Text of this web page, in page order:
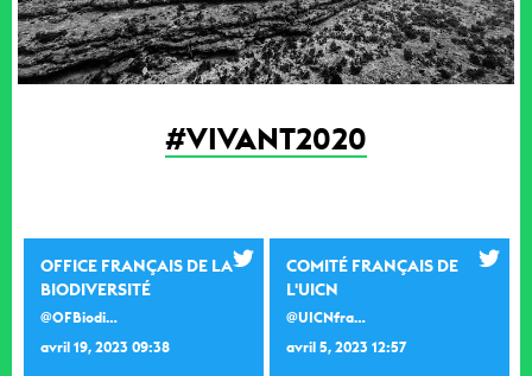
#VIVANT2020
OFFICE FRANÇAIS DE LA
BIODIVERSITÉ
@OFBiodiversite
avril 19, 2023 09:38
COMITÉ FRANÇAIS DE
L'UICN
@UICNfrance
avril 5, 2023 12:57